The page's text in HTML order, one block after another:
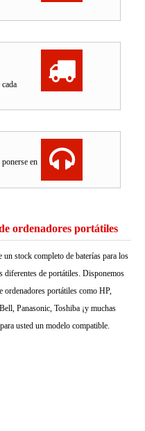
en
ordenadores portátiles
un stock completo de baterías para los
diferentes de portátiles. Disponemos
ordenadores portátiles como HP,
Panasonic, Toshiba ¡y muchas
usted un modelo compatible.